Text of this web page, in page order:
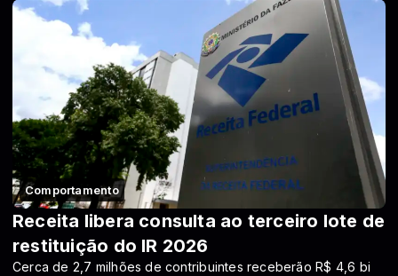
Comportamento
Receita libera consulta ao terceiro lote de
restituição do IR 2026
Cerca de 2,7 milhões de contribuintes receberão R$ 4,6 bi